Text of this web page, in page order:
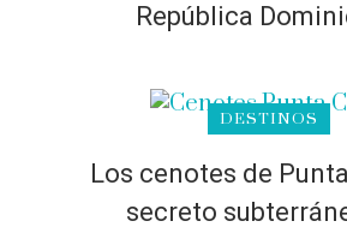
República
DESTINOS
Los cenotes de
secreto